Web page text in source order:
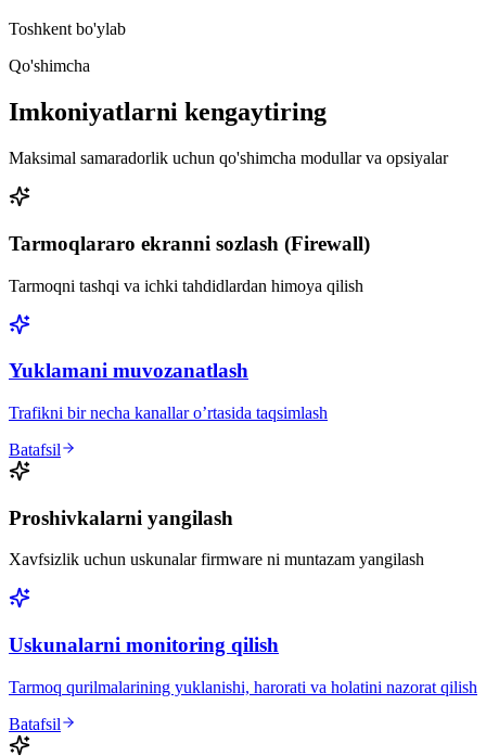
Toshkent bo'ylab
Qo'shimcha
Imkoniyatlarni kengaytiring
Maksimal samaradorlik uchun qo'shimcha modullar va opsiyalar
Tarmoqlararo ekranni sozlash (Firewall)
Tarmoqni tashqi va ichki tahdidlardan himoya qilish
Yuklamani muvozanatlash
Trafikni bir necha kanallar o’rtasida taqsimlash
Batafsil
Proshivkalarni yangilash
Xavfsizlik uchun uskunalar firmware ni muntazam yangilash
Uskunalarni monitoring qilish
Tarmoq qurilmalarining yuklanishi, harorati va holatini nazorat qilish
Batafsil